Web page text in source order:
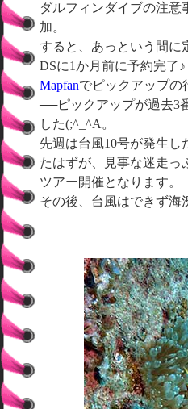
ダルフィンダイブの注意
加。
すると、あっという間に
DSに1か月前に予約完了♪
Mapfanでピックアップの
──ピックアップが過去3
した(;^_^A。
先週は台風10号が発生し
たはずが、見事な迷走っ
ツアー開催となります。
その後、台風はできず海